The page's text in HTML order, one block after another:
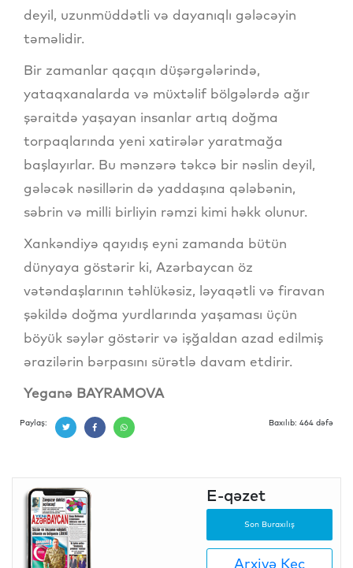
deyil, uzunmüddətli və dayanıqlı gələcəyin
təməlidir.
Bir zamanlar qaçqın düşərgələrində,
yataqxanalarda və müxtəlif bölgələrdə ağır
şəraitdə yaşayan insanlar artıq doğma
torpaqlarında yeni xatirələr yaratmağa
başlayırlar. Bu mənzərə təkcə bir nəslin deyil,
gələcək nəsillərin də yaddaşına qələbənin,
səbrin və milli birliyin rəmzi kimi həkk olunur.
Xankəndiyə qayıdış eyni zamanda bütün
dünyaya göstərir ki, Azərbaycan öz
vətəndaşlarının təhlükəsiz, ləyaqətli və firavan
şəkildə doğma yurdlarında yaşaması üçün
böyük səylər göstərir və işğaldan azad edilmiş
ərazilərin bərpasını sürətlə davam etdirir.
Yeganə BAYRAMOVA
Paylaş: Baxılıb: 464 dəfə
E-qəzet
Son Buraxılış
Arxivə Keç